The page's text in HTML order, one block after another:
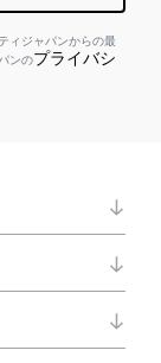
ィジャパンからの最
ンのプライバシ